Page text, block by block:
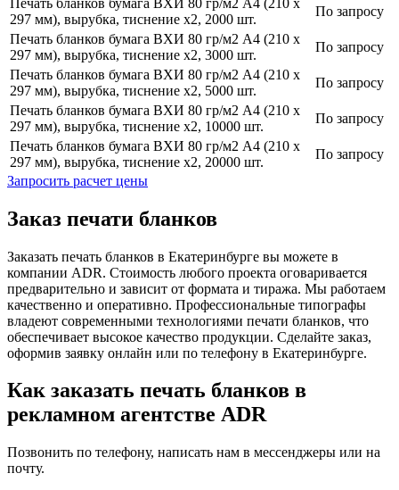
297 мм), вырубка, тиснение х2, 2000 шт.
По запросу
Печать бланков бумага ВХИ 80 гр/м2 А4 (210 х
297 мм), вырубка, тиснение х2, 3000 шт.
По запросу
Печать бланков бумага ВХИ 80 гр/м2 А4 (210 х
297 мм), вырубка, тиснение х2, 5000 шт.
По запросу
Печать бланков бумага ВХИ 80 гр/м2 А4 (210 х
297 мм), вырубка, тиснение х2, 10000 шт.
По запросу
Печать бланков бумага ВХИ 80 гр/м2 А4 (210 х
297 мм), вырубка, тиснение х2, 20000 шт.
По запросу
Запросить расчет цены
Заказ печати бланков
Заказать печать бланков в Екатеринбурге вы можете в
компании ADR. Стоимость любого проекта оговаривается
предварительно и зависит от формата и тиража. Мы работаем
качественно и оперативно. Профессиональные типографы
владеют современными технологиями печати бланков, что
обеспечивает высокое качество продукции. Сделайте заказ,
оформив заявку онлайн или по телефону в Екатеринбурге.
Как заказать печать бланков в
рекламном агентстве ADR
Позвонить по телефону, написать нам в мессенджеры или на
почту.